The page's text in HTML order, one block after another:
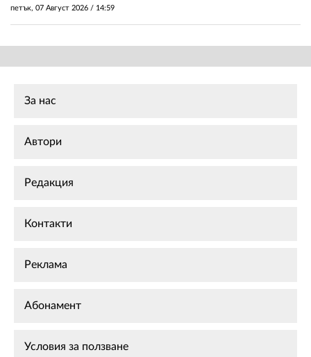
петък, 07 Август 2026 / 14:59
За нас
Автори
Редакция
Контакти
Реклама
Абонамент
Условия за ползване